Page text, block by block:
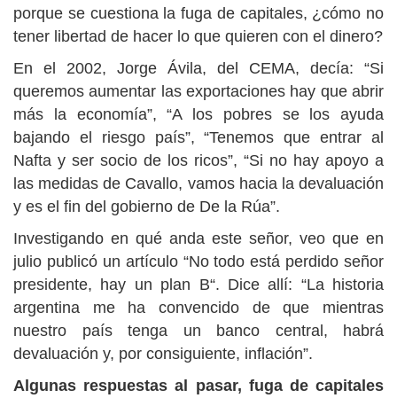
porque se cuestiona la fuga de capitales, ¿cómo no
tener libertad de hacer lo que quieren con el dinero?
En el 2002, Jorge Ávila, del CEMA, decía: “Si
queremos aumentar las exportaciones hay que abrir
más la economía”, “A los pobres se los ayuda
bajando el riesgo país”, “Tenemos que entrar al
Nafta y ser socio de los ricos”, “Si no hay apoyo a
las medidas de Cavallo, vamos hacia la devaluación
y es el fin del gobierno de De la Rúa”.
Investigando en qué anda este señor, veo que en
julio publicó un artículo “No todo está perdido señor
presidente, hay un plan B“. Dice allí: “La historia
argentina me ha convencido de que mientras
nuestro país tenga un banco central, habrá
devaluación y, por consiguiente, inflación”.
Algunas respuestas al pasar, fuga de capitales